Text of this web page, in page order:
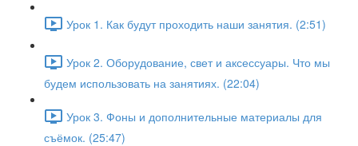
Урок 1. Как будут проходить наши занятия. (2:51)
Урок 2. Оборудование, свет и аксессуары. Что мы
будем использовать на занятиях. (22:04)
Урок 3. Фоны и дополнительные материалы для
съёмок. (25:47)